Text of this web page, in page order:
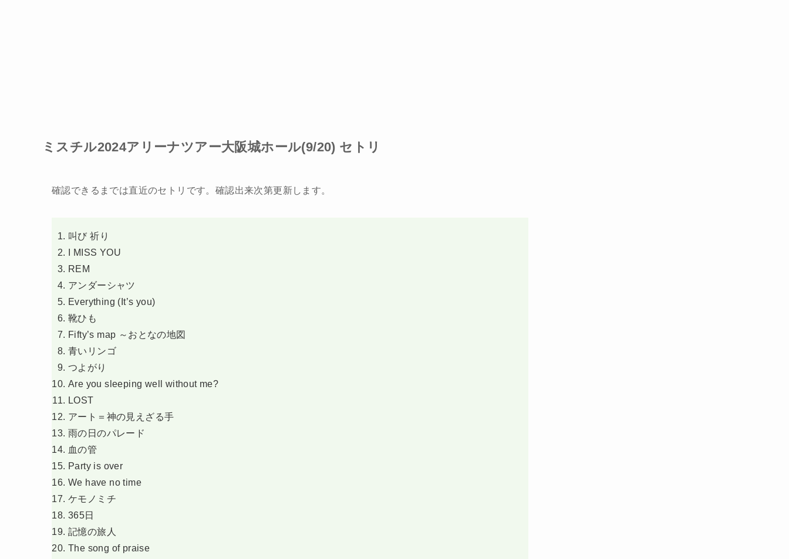
ミスチル2024アリーナツアー大阪城ホール(9/20) セトリ
確認できるまでは直近のセトリです。確認出来次第更新します。
叫び 祈り
I MISS YOU
REM
アンダーシャツ
Everything (It’s you)
靴ひも
Fifty’s map ～おとなの地図
青いリンゴ
つよがり
Are you sleeping well without me?
LOST
アート＝神の見えざる手
雨の日のパレード
血の管
Party is over
We have no time
ケモノミチ
365日
記憶の旅人
The song of praise